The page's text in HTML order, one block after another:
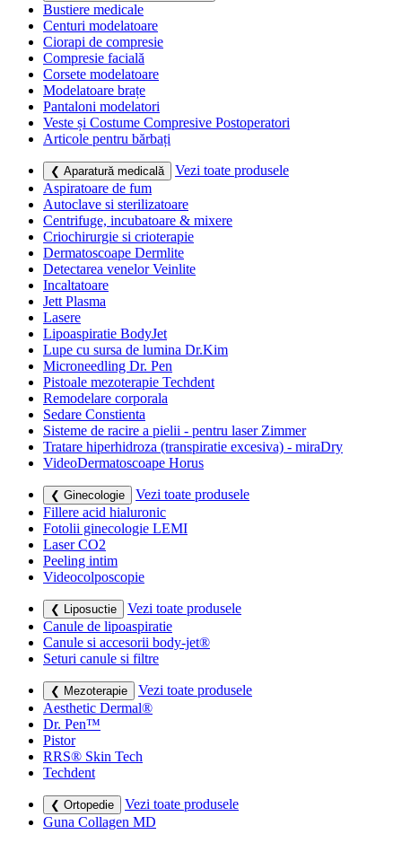
Bustiere medicale
Centuri modelatoare
Ciorapi de compresie
Compresie facială
Corsete modelatoare
Modelatoare brațe
Pantaloni modelatori
Veste și Costume Compresive Postoperatori
Articole pentru bărbați
❮ Aparatură medicală
Vezi toate produsele
Aspiratoare de fum
Autoclave si sterilizatoare
Centrifuge, incubatoare & mixere
Criochirurgie si crioterapie
Dermatoscoape Dermlite
Detectarea venelor Veinlite
Incaltatoare
Jett Plasma
Lasere
Lipoaspiratie BodyJet
Lupe cu sursa de lumina Dr.Kim
Microneedling Dr. Pen
Pistoale mezoterapie Techdent
Remodelare corporala
Sedare Constienta
Sisteme de racire a pielii - pentru laser Zimmer
Tratare hiperhidroza (transpiratie excesiva) - miraDry
VideoDermatoscoape Horus
❮ Ginecologie
Vezi toate produsele
Fillere acid hialuronic
Fotolii ginecologie LEMI
Laser CO2
Peeling intim
Videocolposcopie
❮ Liposuctie
Vezi toate produsele
Canule de lipoaspiratie
Canule si accesorii body-jet®
Seturi canule si filtre
❮ Mezoterapie
Vezi toate produsele
Aesthetic Dermal®
Dr. Pen™
Pistor
RRS® Skin Tech
Techdent
❮ Ortopedie
Vezi toate produsele
Guna Collagen MD